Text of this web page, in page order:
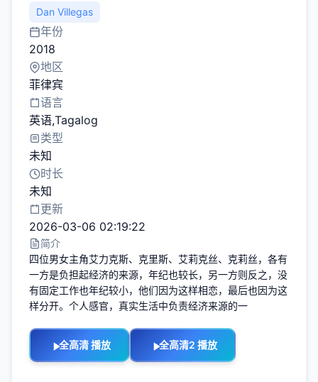
Dan Villegas
年份
2018
地区
菲律宾
语言
英语,Tagalog
类型
未知
时长
未知
更新
2026-03-06 02:19:22
简介
四位男女主角艾力克斯、克里斯、艾莉克丝、克莉丝，各有
一方是负担起经济的来源，年纪也较长，另一方则反之，没
有固定工作也年纪较小，他们因为这样相恋，最后也因为这
样分开。个人感官，真实生活中负责经济来源的一
全高清 播放 全高清2 播放